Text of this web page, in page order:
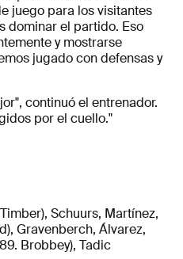
juego para los visitantes
dominar el partido. Eso
y mostrarse
jugado con defensas y
continuó el entrenador.
por el cuello."
Schuurs, Martínez,
Gravenberch, Álvarez,
Brobbey), Tadic